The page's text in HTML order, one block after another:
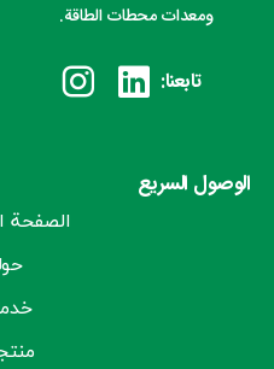
ومعدات محطات الطاقة.
تابعنا:
الوصول السريع
الصفحة